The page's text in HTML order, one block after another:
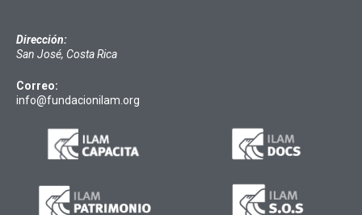
Dirección:
San José, Costa Rica
Correo:
info@fundacionilam.org